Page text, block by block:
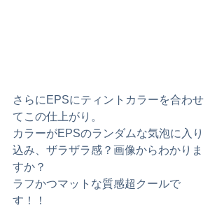
さらにEPSにティントカラーを合わせ
てこの仕上がり。
カラーがEPSのランダムな気泡に入り
込み、ザラザラ感？画像からわかりま
すか？
ラフかつマットな質感超クールで
す！！